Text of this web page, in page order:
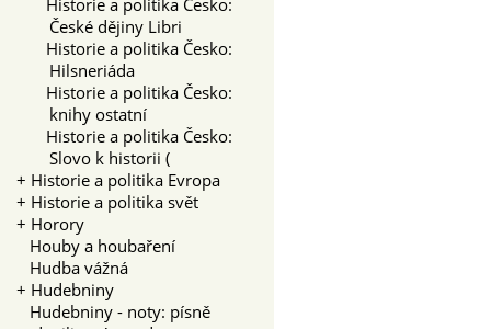
České dějiny Libri
Historie a politika Česko:
Hilsneriáda
Historie a politika Česko:
knihy ostatní
Historie a politika Česko:
Slovo k historii (
+ Historie a politika Evropa
+ Historie a politika svět
+ Horory
Houby a houbaření
Hudba vážná
+ Hudebniny
Hudebniny - noty: písně